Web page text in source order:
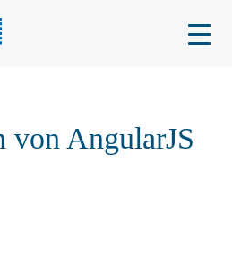
von AngularJS